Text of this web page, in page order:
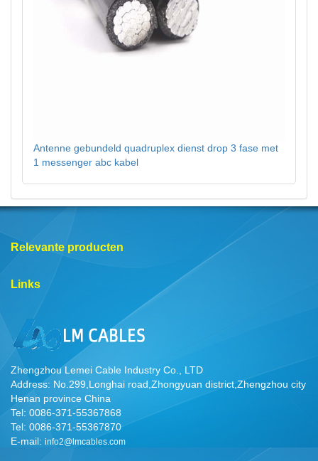
Antenne gebundeld quadruplex dienst drop 3 fase met
1 messenger abc kabel
Relevante producten
Links
Zhengzhou Lemei Cable Industry Co., LTD
Address: No.299,Longhai road,Zhongyuan district,Zhengzhou city
Henan province China
Tel: 0086-371-55367868
Tel: 0086-371-55367870
E-mail: info2@lmcables.com